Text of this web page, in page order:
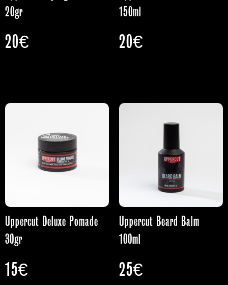
20gr
20€
150ml
20€
Uppercut Deluxe Pomade
30gr
15€
Uppercut Beard Balm
100ml
25€